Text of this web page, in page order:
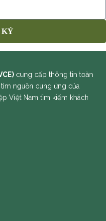
KÝ
cung cấp thông tin toàn
nguồn cung ứng của
Việt Nam tìm kiếm khách